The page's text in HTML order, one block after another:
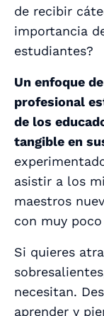
de recibir
importancia
estudiantes?
Un enfoque
profesional
de los
tangible en
asistir a los
maestros
con muy
Si quieres
necesitan.
aprender y